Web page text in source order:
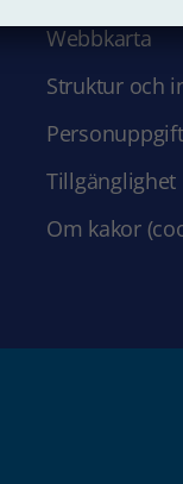
Webbkarta
Struktur och
Tillgänglighet
Om kakor